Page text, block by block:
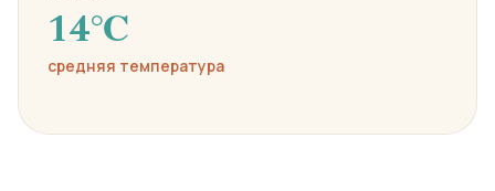
14℃
средняя температура